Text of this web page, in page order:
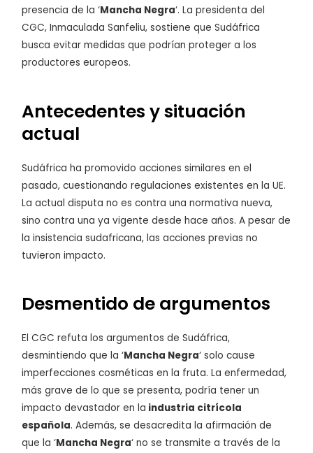
presencia de la ‘Mancha Negra‘. La presidenta del
CGC, Inmaculada Sanfeliu, sostiene que Sudáfrica
busca evitar medidas que podrían proteger a los
productores europeos.
Antecedentes y situación
actual
Sudáfrica ha promovido acciones similares en el
pasado, cuestionando regulaciones existentes en la UE.
La actual disputa no es contra una normativa nueva,
sino contra una ya vigente desde hace años. A pesar de
la insistencia sudafricana, las acciones previas no
tuvieron impacto.
Desmentido de argumentos
El CGC refuta los argumentos de Sudáfrica,
desmintiendo que la ‘Mancha Negra‘ solo cause
imperfecciones cosméticas en la fruta. La enfermedad,
más grave de lo que se presenta, podría tener un
impacto devastador en la industria citrícola
española. Además, se desacredita la afirmación de
que la ‘Mancha Negra‘ no se transmite a través de la